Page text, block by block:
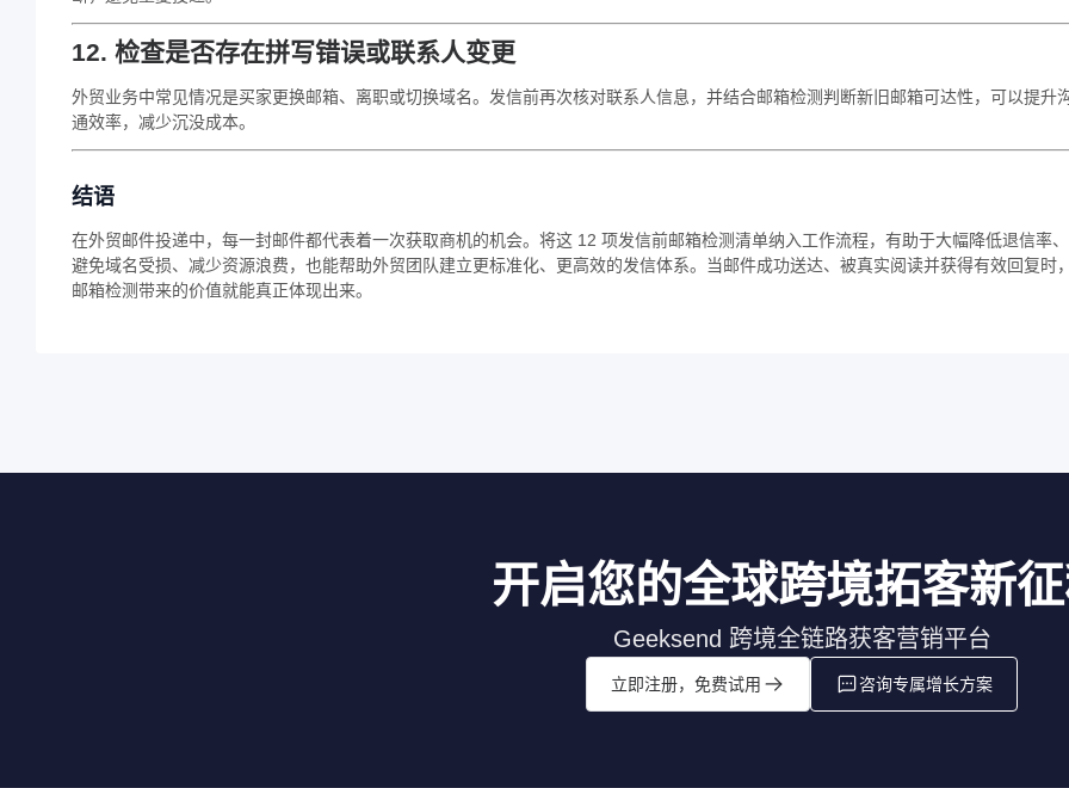
12. 检查是否存在拼写错误或联系人变更
外贸业务中常见情况是买家更换邮箱、离职或切换域名。发信前再次核对联系人信息，并结合邮箱检测判断新旧邮箱可达性，可以提升
通效率，减少沉没成本。
结语
在外贸邮件投递中，每一封邮件都代表着一次获取商机的机会。将这 12 项发信前邮箱检测清单纳入工作流程，有助于大幅降低退信率、
避免域名受损、减少资源浪费，也能帮助外贸团队建立更标准化、更高效的发信体系。当邮件成功送达、被真实阅读并获得有效回复时，
邮箱检测带来的价值就能真正体现出来。
开启您的全球跨境拓客新
Geeksend 跨境全链路获客营销平台
立即注册，免费试用 咨询专属增长方案